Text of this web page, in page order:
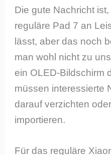
Die gute Nachricht
reguläre Pad 7 an
lässt, aber das noch
man wohl nicht zu
ein OLED-Bildschirm
müssen interessierte
darauf verzichten
importieren.
Für das reguläre